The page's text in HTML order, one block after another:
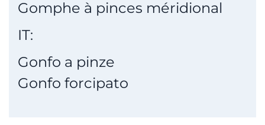
Gomphe à pinces méridional
IT:
Gonfo a pinze
Gonfo forcipato